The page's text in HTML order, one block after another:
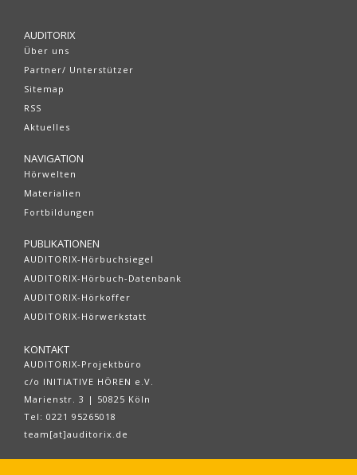
AUDITORIX
Über uns
Partner/ Unterstützer
Sitemap
RSS
Aktuelles
NAVIGATION
Hörwelten
Materialien
Fortbildungen
PUBLIKATIONEN
AUDITORIX-Hörbuchsiegel
AUDITORIX-Hörbuch-Datenbank
AUDITORIX-Hörkoffer
AUDITORIX-Hörwerkstatt
KONTAKT
AUDITORIX-Projektbüro
c/o INITIATIVE HÖREN e.V.
Marienstr. 3 | 50825 Köln
Tel: 0221 95265018
team[at]auditorix.de